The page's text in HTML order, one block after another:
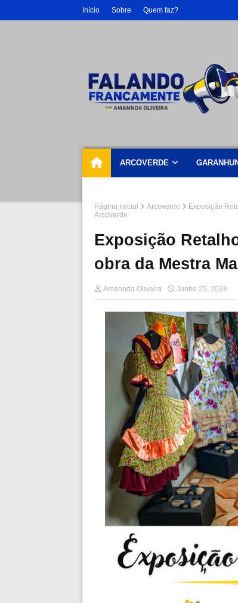
Início Sobre Quem faz?
ARCOVERDE
Página inicial Arcoverde
Exposição
Arcoverde
Exposição
obra da Mestra
Amannda Oliveira Junho 25, 2024